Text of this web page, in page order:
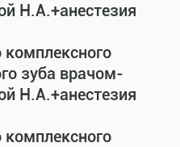
Н.А.+анестезия
комплексного
зуба врачом-
Н.А.+анестезия
комплексного